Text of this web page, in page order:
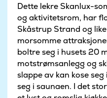
Dette lekre Skanlux-
og aktivitetsrom, har
Skåstrup Strand og
morsomme
boltre seg i husets 20
motstrømsanlegg og
slappe av kan kose
seg i saunaen. I det